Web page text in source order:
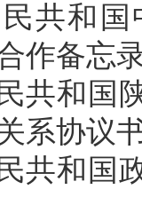
共和
作备忘
共和国
系协议
共和国